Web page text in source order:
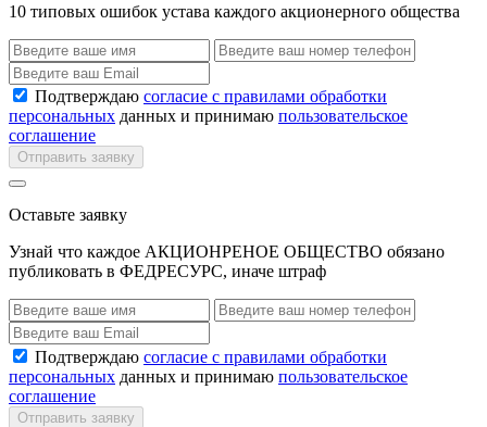
10 типовых ошибок устава каждого акционерного общества
Подтверждаю согласие с правилами обработки
персональных данных и принимаю пользовательское
соглашение
Отправить заявку
Оставьте заявку
Узнай что каждое АКЦИОНРЕНОЕ ОБЩЕСТВО обязано
публиковать в ФЕДРЕСУРС, иначе штраф
Подтверждаю согласие с правилами обработки
персональных данных и принимаю пользовательское
соглашение
Отправить заявку